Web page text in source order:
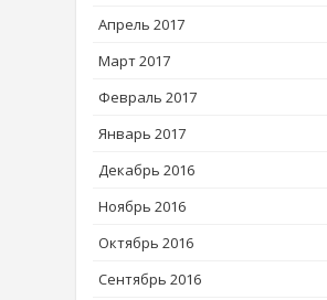
Апрель 2017
Март 2017
Февраль 2017
Январь 2017
Декабрь 2016
Ноябрь 2016
Октябрь 2016
Сентябрь 2016